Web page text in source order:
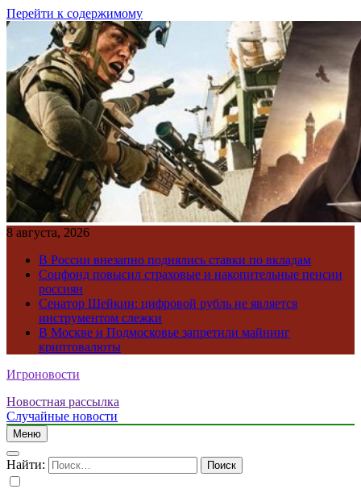
Перейти к содержимому
8 августа, 2026
В России внезапно поднялись ставки по вкладам
Соцфонд повысил страховые и накопительные пенсии
россиян
Сенатор Шейкин: цифровой рубль не является
инструментом слежки
В Москве и Подмосковье запретили майнинг
криптовалюты
Игроновости
Новостная рассылка
Случайные новости
Меню
Найти: